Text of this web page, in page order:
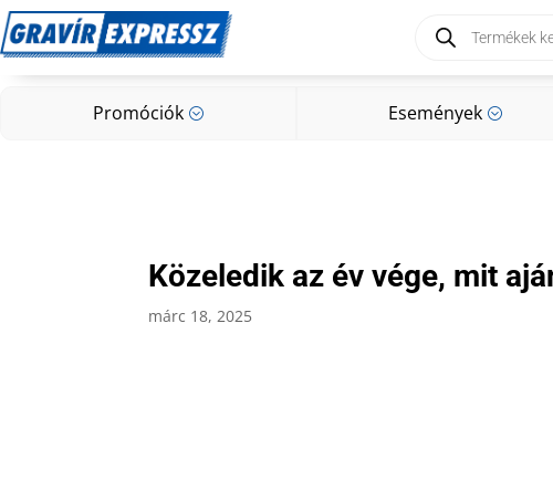
search
Promóciók ; Események ;
Promóciók; Események
Közeledik az év vége, mit
márc 18, 2025